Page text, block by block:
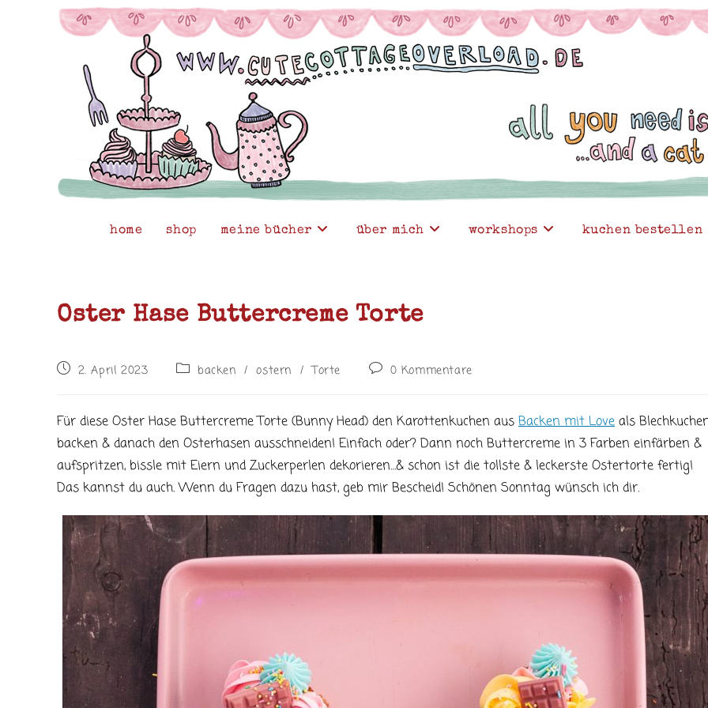
home shop meine bücher über mich workshops kuchen bestellen
Oster Hase Buttercreme Torte
Beitrag
veröffentlicht:
2. April 2023
Beitrags-
backen / ostern / Torte
Beitrags-
0 Kommentare
Für diese Oster Hase Buttercreme Torte (Bunny Head) den Karottenkuchen aus Backen mit Love als
backen & danach den Osterhasen ausschneiden! Einfach oder? Dann noch Buttercreme in 3 Farben einfärben &
aufspritzen, bissle mit Eiern und Zuckerperlen dekorieren…& schon ist die tollste & leckerste Ostertorte fertig!
Das kannst du auch. Wenn du Fragen dazu hast, geb mir Bescheid! Schönen Sonntag wünsch ich dir.